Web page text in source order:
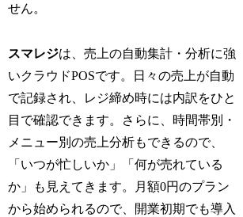
せん。
スマレジは、売上の自動集計・分析に強
いクラウドPOSです。日々の売上が自動
で記録され、レジ締め時には内訳をひと
目で確認できます。さらに、時間帯別・
メニュー別の売上分析もできるので、
「いつが忙しいか」「何が売れている
か」も見えてきます。月額0円のプラン
から始められるので、開業初期でも導入